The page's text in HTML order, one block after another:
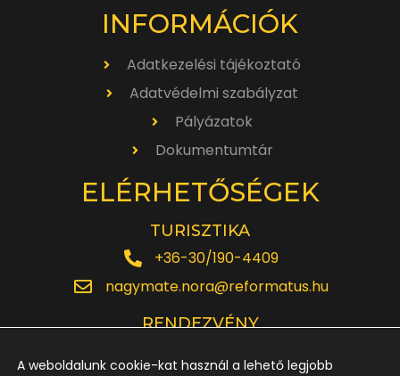
INFORMÁCIÓK
Adatkezelési tájékoztató
Adatvédelmi szabályzat
Pályázatok
Dokumentumtár
ELÉRHETŐSÉGEK
TURISZTIKA
+36-30/190-4409
nagymate.nora@reformatus.hu
RENDEZVÉNY
A weboldalunk cookie-kat használ a lehető legjobb